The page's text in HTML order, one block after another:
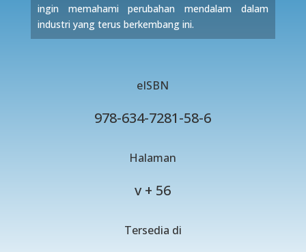
ingin memahami perubahan mendalam dalam
industri yang terus berkembang ini.
eISBN
978-634-7281-58-6
Halaman
v + 56
Tersedia di